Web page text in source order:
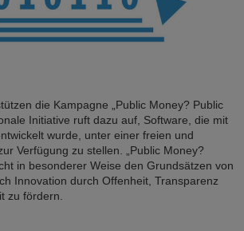
die Kampagne „Public Money? Public
Initiative ruft dazu auf, Software, die mit
wurde, unter einer freien und
Verfügung zu stellen. „Public Money?
in besonderer Weise den Grundsätzen von
Innovation durch Offenheit, Transparenz
zu fördern.